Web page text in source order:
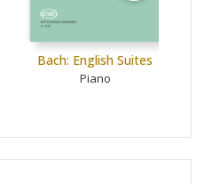
Bach: English Suites
Piano